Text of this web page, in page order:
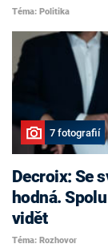
Téma: Politika
7 fotografií
Decroix: Se
hodná.
vidět
Téma: Rozhovor